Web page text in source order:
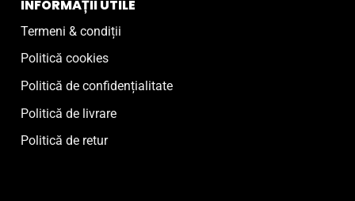
INFORMAȚII UTILE
Termeni & condiții
Politică cookies
Politică de confidențialitate
Politică de livrare
Politică de retur